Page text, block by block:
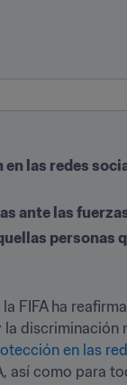
en las redes
ante las
FIFA ha
en las
así como para